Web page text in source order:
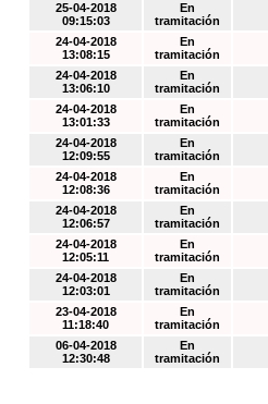
25-04-2018
09:15:03
En
tramitación
24-04-2018
13:08:15
En
tramitación
24-04-2018
13:06:10
En
tramitación
24-04-2018
13:01:33
En
tramitación
24-04-2018
12:09:55
En
tramitación
24-04-2018
12:08:36
En
tramitación
24-04-2018
12:06:57
En
tramitación
24-04-2018
12:05:11
En
tramitación
24-04-2018
12:03:01
En
tramitación
23-04-2018
11:18:40
En
tramitación
06-04-2018
12:30:48
En
tramitación